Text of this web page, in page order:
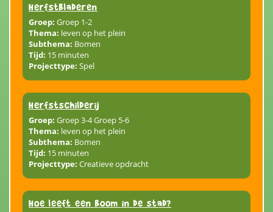
Herfstbladeren
Groep: Groep 1-2
Thema: leven op het plein
Subthema: Bomen
Tijd: 15 minuten
Projecttype: Spel
Herfstschilderij
Groep: Groep 3-4 Groep 5-6
Thema: leven op het plein
Subthema: Bomen
Tijd: 15 minuten
Projecttype: Creatieve opdracht
Hoe leeft een boom in de stad?